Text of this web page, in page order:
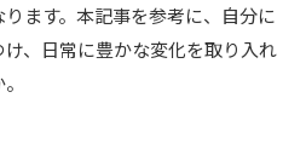
ます。本記事を参考に、自分に
、日常に豊かな変化を取り入れ